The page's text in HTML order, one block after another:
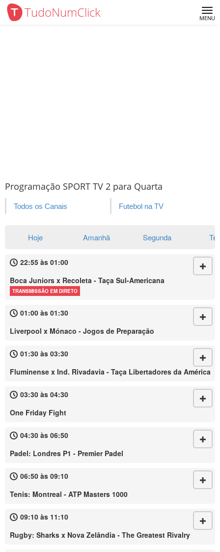
TudoNumClick MENU
Programação SPORT TV 2 para Quarta
Todos os Canais Futebol na TV
Hoje Amanhã Segunda
22:55 às 01:00
Boca Juniors x Recoleta - Taça Sul-Americana
TRANSMISSÃO EM DIRETO
01:00 às 01:30
Liverpool x Mónaco - Jogos de Preparação
01:30 às 03:30
Fluminense x Ind. Rivadavia - Taça Libertadores da América
03:30 às 04:30
One Friday Fight
04:30 às 06:50
Padel: Londres P1 - Premier Padel
06:50 às 09:10
Tenis: Montreal - ATP Masters 1000
09:10 às 11:10
Rugby: Sharks x Nova Zelândia - The Greatest Rivalry